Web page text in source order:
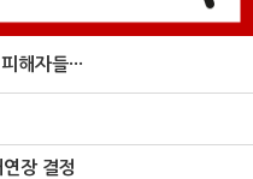
해자들···
장 결정